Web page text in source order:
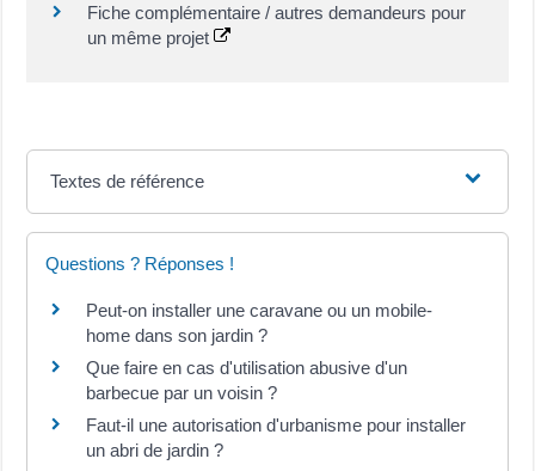
Fiche complémentaire / autres demandeurs pour
un même projet
Textes de référence
Questions ? Réponses !
Peut-on installer une caravane ou un mobile-
home dans son jardin ?
Que faire en cas d'utilisation abusive d'un
barbecue par un voisin ?
Faut-il une autorisation d'urbanisme pour installer
un abri de jardin ?